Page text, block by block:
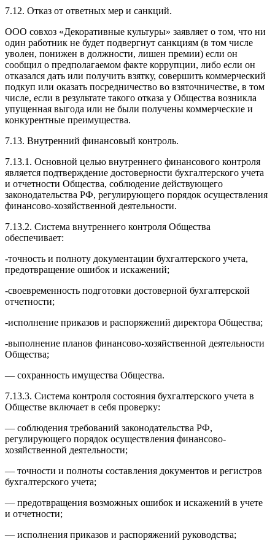
7.12. Отказ от ответных мер и санкций.
ООО совхоз «Декоративные культуры» заявляет о том, что ни
один работник не будет подвергнут санкциям (в том числе
уволен, понижен в должности, лишен премии) если он
сообщил о предполагаемом факте коррупции, либо если он
отказался дать или получить взятку, совершить коммерческий
подкуп или оказать посредничество во взяточничестве, в том
числе, если в результате такого отказа у Общества возникла
упущенная выгода или не были получены коммерческие и
конкурентные преимущества.
7.13. Внутренний финансовый контроль.
7.13.1. Основной целью внутреннего финансового контроля
является подтверждение достоверности бухгалтерского учета
и отчетности Общества, соблюдение действующего
законодательства РФ, регулирующего порядок осуществления
финансово-хозяйственной деятельности.
7.13.2. Система внутреннего контроля Общества
обеспечивает:
-точность и полноту документации бухгалтерского учета,
предотвращение ошибок и искажений;
-своевременность подготовки достоверной бухгалтерской
отчетности;
-исполнение приказов и распоряжений директора Общества;
-выполнение планов финансово-хозяйственной деятельности
Общества;
— сохранность имущества Общества.
7.13.3. Система контроля состояния бухгалтерского учета в
Обществе включает в себя проверку:
— соблюдения требований законодательства РФ,
регулирующего порядок осуществления финансово-
хозяйственной деятельности;
— точности и полноты составления документов и регистров
бухгалтерского учета;
— предотвращения возможных ошибок и искажений в учете
и отчетности;
— исполнения приказов и распоряжений руководства;